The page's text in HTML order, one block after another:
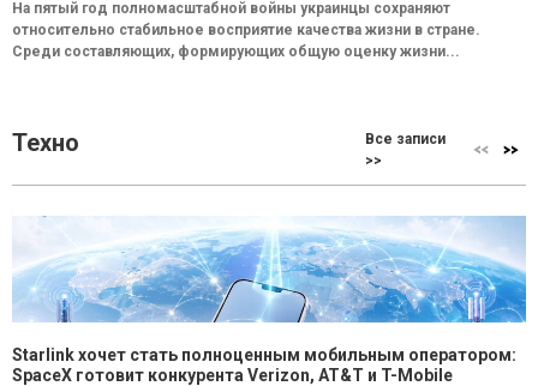
На пятый год полномасштабной войны украинцы сохраняют
относительно стабильное восприятие качества жизни в стране.
Среди составляющих, формирующих общую оценку жизни...
Техно
Все записи
>>
Starlink хочет стать полноценным мобильным оператором:
SpaceX готовит конкурента Verizon, AT&T и T-Mobile